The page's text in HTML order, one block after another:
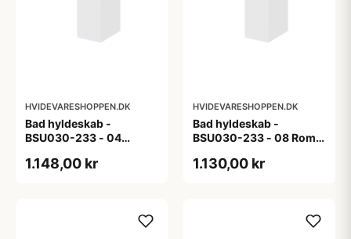
HVIDEVARESHOPPEN.DK
Bad hyldeskab -
BSU030-233 - 04
1.148,00 kr
HVIDEVARESHOPPEN.DK
Bad hyldeskab -
BSU030-233 - 08 Roma
1.130,00 kr